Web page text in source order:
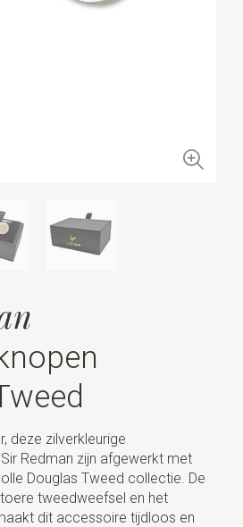
deze zilverkleurige
Redman zijn afgewerkt met
Douglas Tweed collectie. De
tweedweefsel en het
dit accessoire tijdloos en